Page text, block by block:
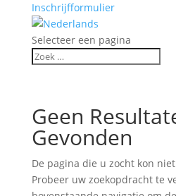
Inschrijfformulier
Selecteer een pagina
Geen
Gevonden
De pagina die u zocht kon
Probeer uw zoekopdracht te